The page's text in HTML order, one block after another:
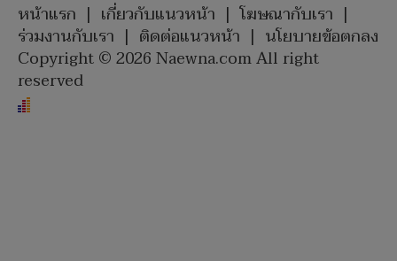
หน้าแรก | เกี่ยวกับแนวหน้า | โฆษณากับเรา |
ร่วมงานกับเรา | ติดต่อแนวหน้า | นโยบายข้อตกลง
Copyright © 2026 Naewna.com All right
reserved